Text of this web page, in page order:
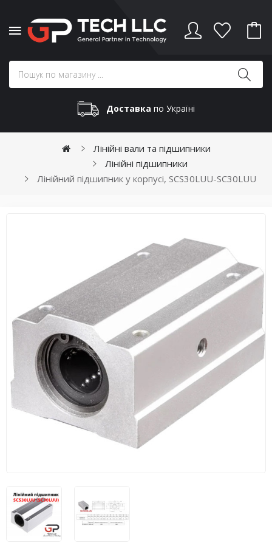
Доставка по Україні
Лінійні вали та підшипники
Лінійні підшипники
Лінійний підшипник у корпусі, SCS30LUU-SC30LUU